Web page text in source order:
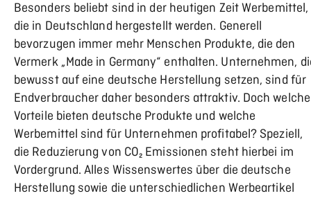
Besonders beliebt sind in der heutigen Zeit Werbemittel,
die in Deutschland hergestellt werden. Generell
bevorzugen immer mehr Menschen Produkte, die den
Vermerk „Made in Germany“ enthalten. Unternehmen,
bewusst auf eine deutsche Herstellung setzen, sind für
Endverbraucher daher besonders attraktiv. Doch welche
Vorteile bieten deutsche Produkte und welche
Werbemittel sind für Unternehmen profitabel? Speziell,
die Reduzierung von CO₂ Emissionen steht hierbei im
Vordergrund. Alles Wissenswertes über die deutsche
Herstellung sowie die unterschiedlichen Werbeartikel